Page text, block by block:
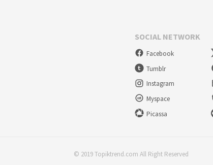
SOCIAL NETWORK
Facebook
Tumblr
Instagram
Myspace
Picassa
© 2019 Topiktrend.com All Right Reserved